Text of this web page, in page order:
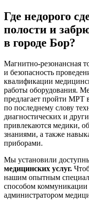
Где недорого
полости и
в городе Бор?
Магнитно-резонансная
и безопасность
квалификации
работы оборудования.
предлагает пройти МРТ
по последнему слову
диагностических и
привлекаются медики,
знаниями, а также
приборами.
Мы установили
медицинских услуг.
нашим опытным
способом
администратором